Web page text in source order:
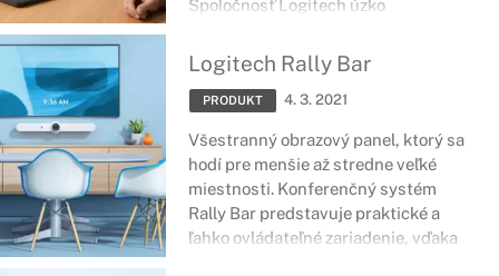
Spoločnosť Logitech úzko
poskytujúcimi softvér a hardvér na
vytváranie kompatibilných
videokonferenčných riešení, vďaka
vzájomne spolupracujúce riešenia,
ktoré sa ľahko používajú a ľahko
implementujú.
Logitech Rally Bar
PRODUKT 4. 3. 2021
Všestranný obrazový panel, ktorý sa
hodí pre menšie až stredne veľké
miestnosti. Konferenčný systém
Rally Bar predstavuje praktické a
ľahko ovládateľné zariadenie, vďaka